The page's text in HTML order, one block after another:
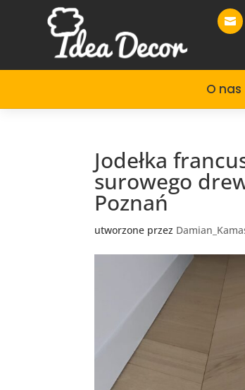

O nas
Jodełka
surowego
Poznań
utworzone przez